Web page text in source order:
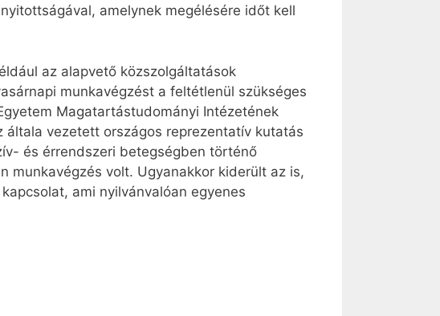
amelynek megélésére időt kell
az alapvető közszolgáltatások
munkavégzést a feltétlenül szükséges
Magatartástudományi Intézetének
vezetett országos reprezentatív kutatás
és érrendszeri betegségben történő
munkavégzés volt. Ugyanakkor kiderült az is,
ami nyilvánvalóan egyenes